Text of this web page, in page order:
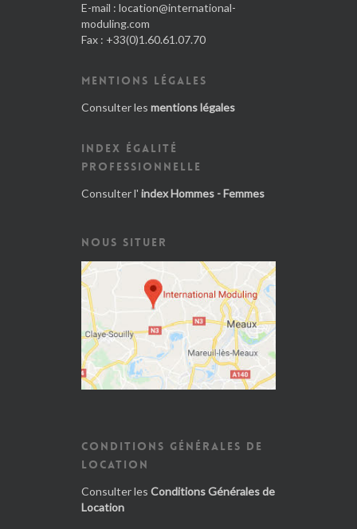
E-mail : location@international-
moduling.com
Fax : +33(0)1.60.61.07.70
MENTIONS LÉGALES
Consulter les mentions légales
INDEX ÉGALITÉ
PROFESSIONNELLE
Consulter l' index Hommes - Femmes
NOUS SITUER
CONDITIONS GÉNÉRALES DE
LOCATION
Consulter les Conditions Générales de
Location